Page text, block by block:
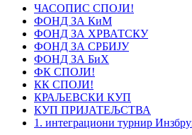
ЧАСОПИС СПОЈИ!
ФОНД ЗА КиМ
ФОНД ЗА ХРВАТСКУ
ФОНД ЗА СРБИЈУ
ФОНД ЗА БиХ
ФК СПОЈИ!
КК СПОЈИ!
КРАЉЕВСКИ КУП
КУП ПРИЈАТЕЉСТВА
1. интеграциони турнир